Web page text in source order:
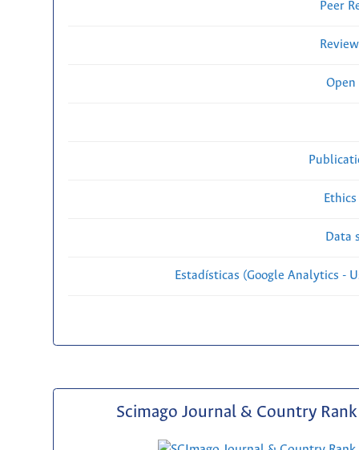
Peer
Open
Data
Estadísticas (Google Analytics -
Scimago Journal & Country Rank